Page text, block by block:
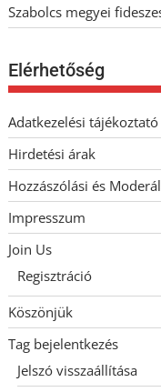
Szabolcs megyei
Elérhetőség
Adatkezelési tájékoztató
Hirdetési árak
Hozzászólási és
Impresszum
Join Us
Regisztráció
Köszönjük
Tag bejelentkezés
Jelszó visszaállítása